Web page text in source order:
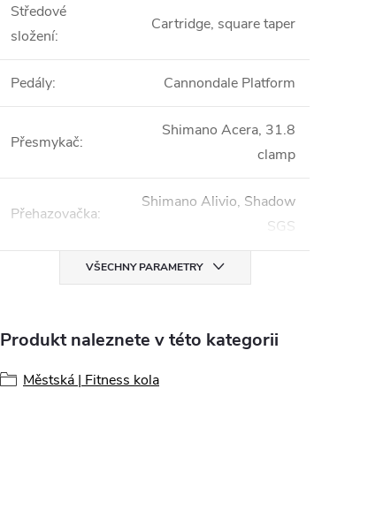
Středové
složení:
Cartridge, square taper
Pedály: Cannondale Platform
Přesmykač:
Shimano Acera, 31.8
clamp
Přehazovačka:
Shimano Alivio, Shadow
SGS
VŠECHNY PARAMETRY
Produkt naleznete v této kategorii
Městská | Fitness kola